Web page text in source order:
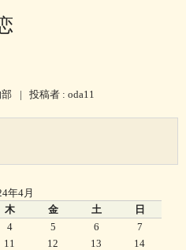
| 投稿者 : oda11
年4月
木 金 土 日
4 5 6
7
11 12 13
14